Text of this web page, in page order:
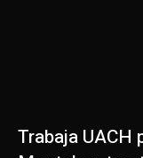
Trabaja UACH